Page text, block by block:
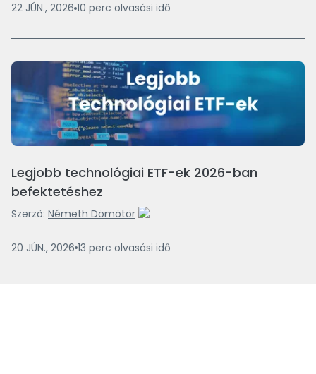
22 JÚN., 2026 10 perc olvasási idő
Legjobb technológiai ETF-ek 2026-ban
befektetéshez
Szerző: Németh Dömötör
20 JÚN., 2026 13 perc olvasási idő